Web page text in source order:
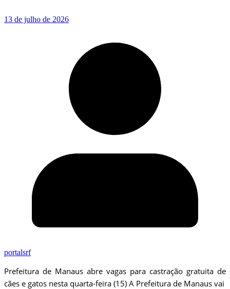
13 de julho de 2026
portalsrf
Prefeitura de Manaus abre vagas para castração gratuita de
cães e gatos nesta quarta-feira (15) A Prefeitura de Manaus vai